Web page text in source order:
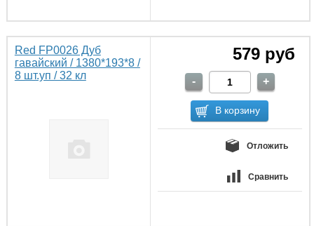
Red FP0026 Дуб
гавайский / 1380*193*8 /
8 шт.уп / 32 кл
579 руб
Отложить
Сравнить